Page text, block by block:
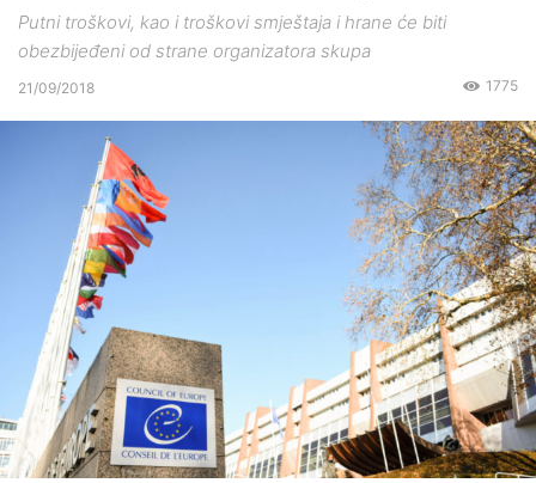
Putni troškovi, kao i troškovi smještaja i hrane će biti
obezbijeđeni od strane organizatora skupa
21/09/2018 1775